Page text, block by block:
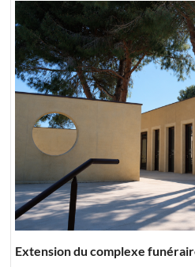
Extension du complexe